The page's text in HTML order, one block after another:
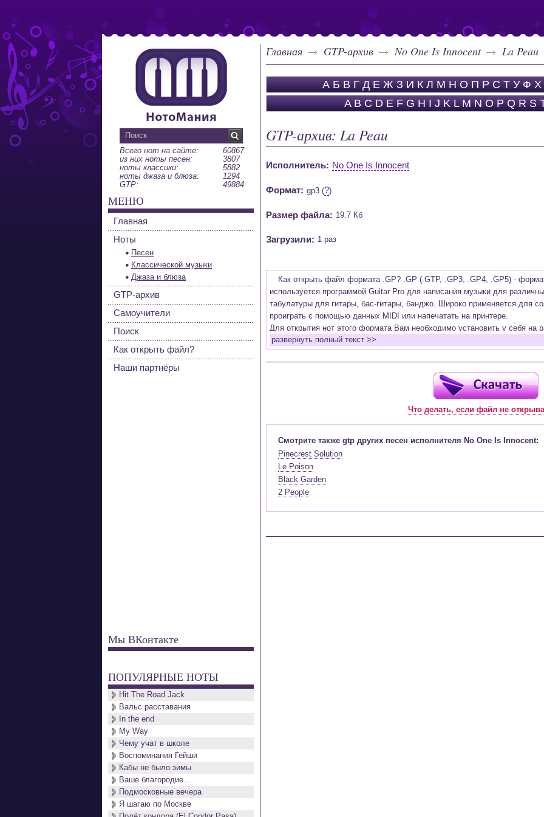
Главная GTP-архив No One Is Innocent La Peau
А Б В Г Д Е Ж З И К Л М Н О П Р С Т У Ф Х
A B C D E F G H I J K L M N O P Q R S
GTP-архив: La Peau
Исполнитель: No One Is Innocent
Формат: gp3 (?)
Размер файла: 19.7 Кб
Загрузили: 1 раз
Как открыть файл формата .GP? .GP (.GTP, .GP3, .GP4, .GP5) -
используется программой Guitar Pro для написания музыки для
табулатуры для гитары, бас-гитары, банджо. Широко применяется для
проиграть с помощью данных MIDI или напечатать на принтере.
Для открытия нот этого формата Вам необходимо установить у себя на
(желательно, последней версии). Скачать её можно с официального
бесплатную версию на руском языке (Найти).
Запись музыкальных произведений для гитары, бас-гитары, банджо и
в виде табулатур или нотной графики (при создании табулатуры
Создание произведений для духовых, струнных, клавишных и других
Создание партий для барабанов и перкуссии;
Интеграция текста песен в ноты и привязка его к нотам дорожек с
Встроенный определитель и визуализатор аккордов для гитары;
Экспортирование музыкальных партитур в MIDI, ASCII, MusicXML, WAV,
к печати;
Импортирование из MIDI, ASCII,MusicXML, Power Tab (.ptb), TablEdit (.tef)
Виртуальный гитарный гриф, клавиатура фортепиано и панель ударных
инструмента с их помощью;
развернуть полный текст >>
Что делать, если файл не
Смотрите также gtp других песен исполнителя No One Is Innocent:
Pinecrest Solution
Le Poison
Black Garden
2 People
Всего нот на сайте:
60867
из них ноты песен:
3807
ноты классики:
5882
ноты джаза и блюза:
1294
GTP:
49884
МЕНЮ
Главная
Ноты
Песен
Классической музыки
Джаза и блюза
GTP-архив
Самоучители
Поиск
Как открыть файл?
Наши партнёры
Мы ВКонтакте
ПОПУЛЯРНЫЕ НОТЫ
Hit The Road Jack
Вальс расставания
In the end
My Way
Чему учат в школе
Воспоминания Гейши
Кабы не было зимы
Ваше благородие...
Подмосковные вечера
Я шагаю по Москве